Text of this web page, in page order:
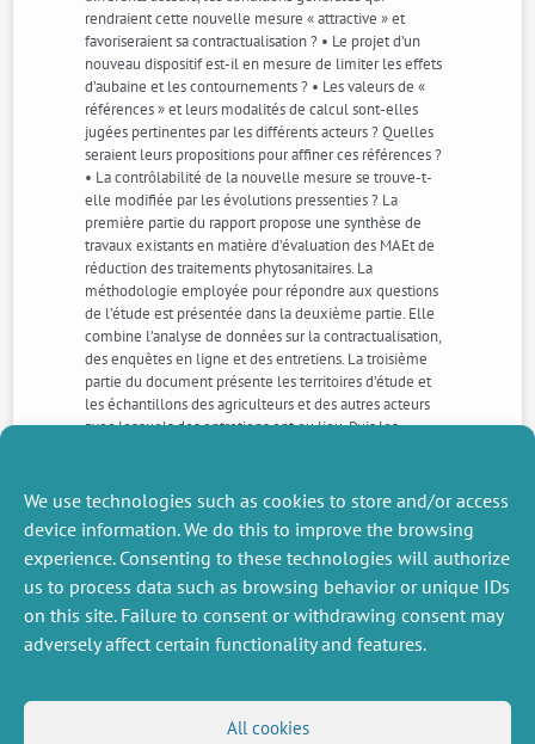
We use technologies such as cookies to store and/or access
device information. We do this to improve the browsing
experience. Consenting to these technologies will authorize
us to process data such as browsing behavior or unique IDs
on this site. Failure to consent or withdrawing consent may
adversely affect certain functionality and features.
All cookies
rendraient cette nouvelle mesure « attractive » et
favoriseraient sa contractualisation ? • Le projet d’un
nouveau dispositif est-il en mesure de limiter les effets
d’aubaine et les contournements ? • Les valeurs de «
références » et leurs modalités de calcul sont-elles
jugées pertinentes par les différents acteurs ? Quelles
seraient leurs propositions pour affiner ces références ?
• La contrôlabilité de la nouvelle mesure se trouve-t-
elle modifiée par les évolutions pressenties ? La
première partie du rapport propose une synthèse de
travaux existants en matière d’évaluation des MAEt de
réduction des traitements phytosanitaires. La
méthodologie employée pour répondre aux questions
de l’étude est présentée dans la deuxième partie. Elle
combine l’analyse de données sur la contractualisation,
des enquêtes en ligne et des entretiens. La troisième
partie du document présente les territoires d’étude et
les échantillons des agriculteurs et des autres acteurs
avec lesquels des entretiens ont eu lieu. Puis les
la quatrième partie du rapport.
NEXT
NEWS
PREVIOUS
NEWS
MISCELLANEOUS
FOLLOW US